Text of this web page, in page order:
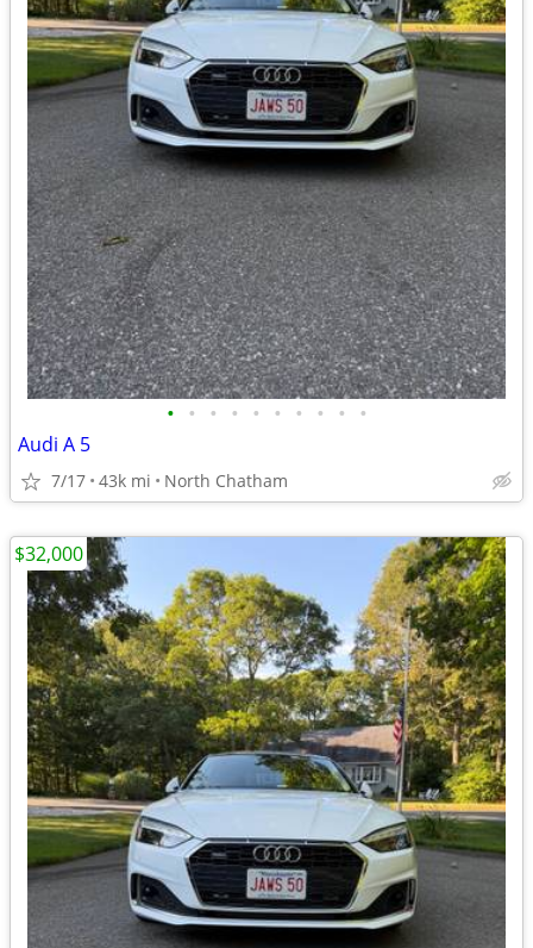
• • • • • • • • • •
Audi A 5
7/17 43k mi North Chatham
$32,000